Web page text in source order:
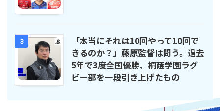
3
「本当にそれは10回やって10回で
きるのか？」藤原監督は問う。過去
5年で3度全国優勝、桐蔭学園ラグ
ビー部を一段引き上げたもの